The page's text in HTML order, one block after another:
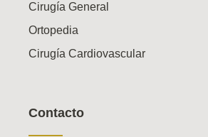
Cirugía General
Ortopedia
Cirugía Cardiovascular
Contacto